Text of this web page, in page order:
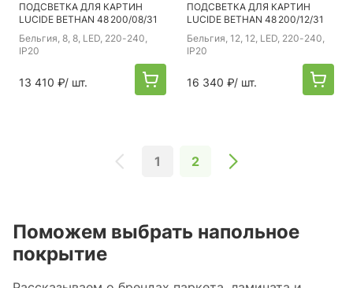
ПОДСВЕТКА ДЛЯ КАРТИН
LUCIDE BETHAN 48 200/08/31
Бельгия, 8, 8, LED, 220-240,
IP20
13 410 ₽/ шт.
ПОДСВЕТКА ДЛЯ КАРТИН
LUCIDE BETHAN 48 200/12/31
Бельгия, 12, 12, LED, 220-240,
IP20
16 340 ₽/ шт.
1 2
Поможем выбрать напольное
покрытие